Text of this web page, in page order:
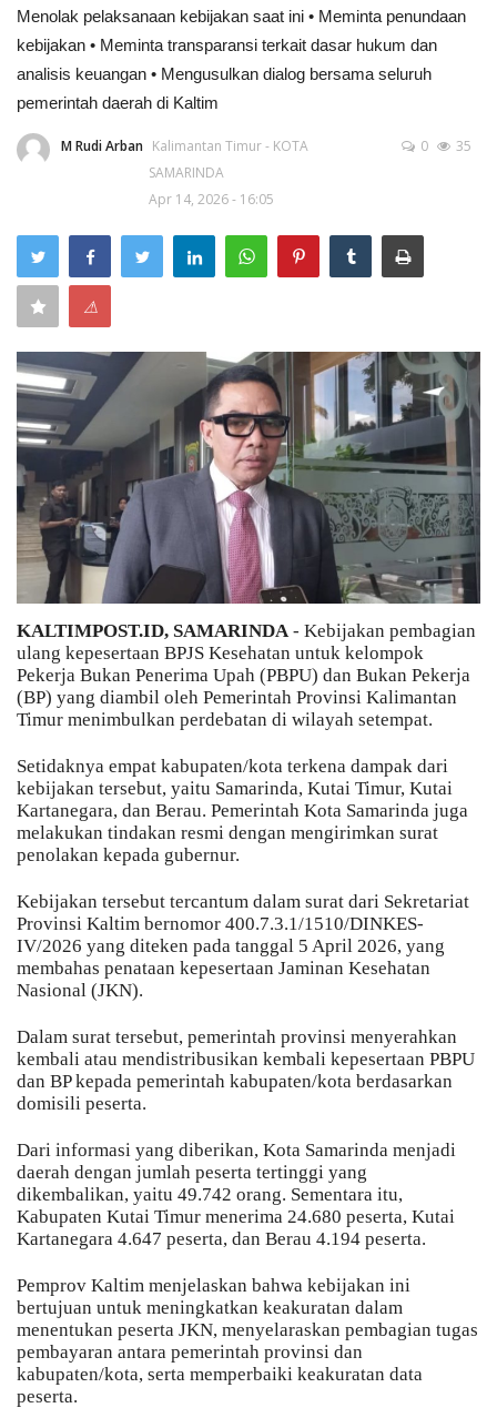
Olahraga
Kesehatan
Layanan Publik
Perempuan/Anak
Menolak pelaksanaan kebijakan saat ini • Meminta penundaan
kebijakan • Meminta transparansi terkait dasar hukum dan
analisis keuangan • Mengusulkan dialog bersama seluruh
pemerintah daerah di Kaltim
M Rudi Arban Kalimantan Timur - KOTA
SAMARINDA
Apr 14, 2026 - 16:05
0 35
⚠
KALTIMPOST.ID, SAMARINDA - Kebijakan pembagian
ulang kepesertaan BPJS Kesehatan untuk kelompok
Pekerja Bukan Penerima Upah (PBPU) dan Bukan Pekerja
(BP) yang diambil oleh Pemerintah Provinsi Kalimantan
Timur menimbulkan perdebatan di wilayah setempat.
Setidaknya empat kabupaten/kota terkena dampak dari
kebijakan tersebut, yaitu Samarinda, Kutai Timur, Kutai
Kartanegara, dan Berau. Pemerintah Kota Samarinda juga
melakukan tindakan resmi dengan mengirimkan surat
penolakan kepada gubernur.
Kebijakan tersebut tercantum dalam surat dari Sekretariat
Provinsi Kaltim bernomor 400.7.3.1/1510/DINKES-
IV/2026 yang diteken pada tanggal 5 April 2026, yang
membahas penataan kepesertaan Jaminan Kesehatan
Nasional (JKN).
Dalam surat tersebut, pemerintah provinsi menyerahkan
kembali atau mendistribusikan kembali kepesertaan PBPU
dan BP kepada pemerintah kabupaten/kota berdasarkan
domisili peserta.
Dari informasi yang diberikan, Kota Samarinda menjadi
daerah dengan jumlah peserta tertinggi yang
dikembalikan, yaitu 49.742 orang. Sementara itu,
Kabupaten Kutai Timur menerima 24.680 peserta, Kutai
Kartanegara 4.647 peserta, dan Berau 4.194 peserta.
Pemprov Kaltim menjelaskan bahwa kebijakan ini
bertujuan untuk meningkatkan keakuratan dalam
menentukan peserta JKN, menyelaraskan pembagian tugas
pembayaran antara pemerintah provinsi dan
kabupaten/kota, serta memperbaiki keakuratan data
peserta.